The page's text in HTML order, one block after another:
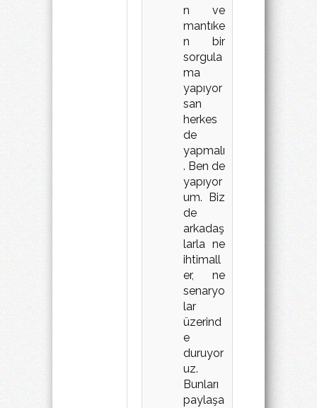
n ve
mantıke
n bir
sorgula
ma
yapıyor
san
herkes
de
yapmalı
. Ben de
yapıyor
um. Biz
de
arkadaş
larla ne
ihtimall
er, ne
senaryo
lar
üzerind
e
duruyor
uz.
Bunları
paylaşa